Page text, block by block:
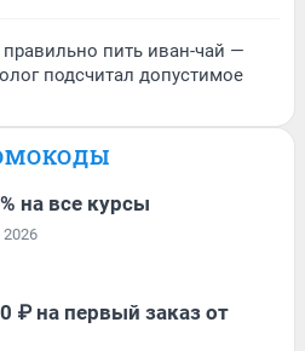
пить иван-чай —
подсчитал допустимое
на все курсы
2026
₽ на первый заказ от